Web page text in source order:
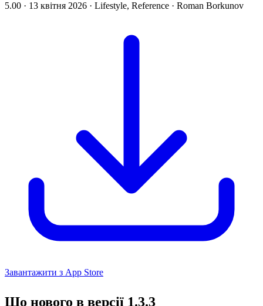
5.00 · 13 квітня 2026 · Lifestyle, Reference · Roman Borkunov
Завантажити з App Store
Що нового в версії 1.3.3